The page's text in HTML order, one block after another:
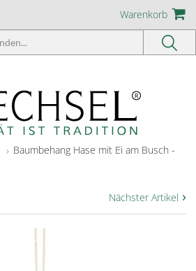
Warenkorb
Baumbehang Hase mit Ei am Busch -
Nächster Artikel ›